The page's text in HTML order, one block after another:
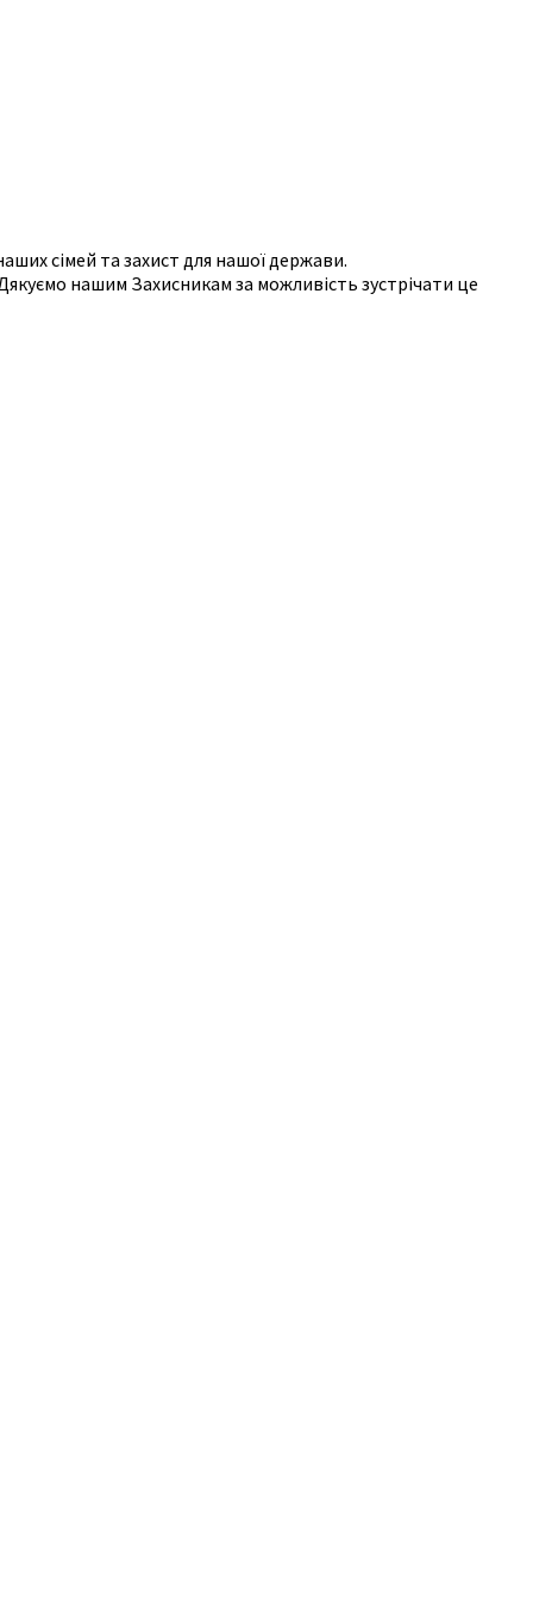
сімей та захист для нашої держави.
нашим Захисникам за можливість зустрічати це